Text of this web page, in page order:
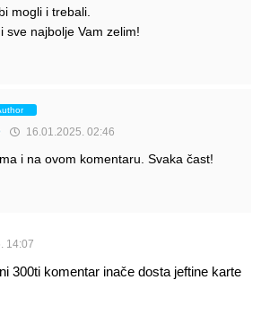
mogli i trebali.
sve najbolje Vam zelim!
16.01.2025. 02:46
i na ovom komentaru. Svaka čast!
14:07
300ti komentar inače dosta jeftine karte